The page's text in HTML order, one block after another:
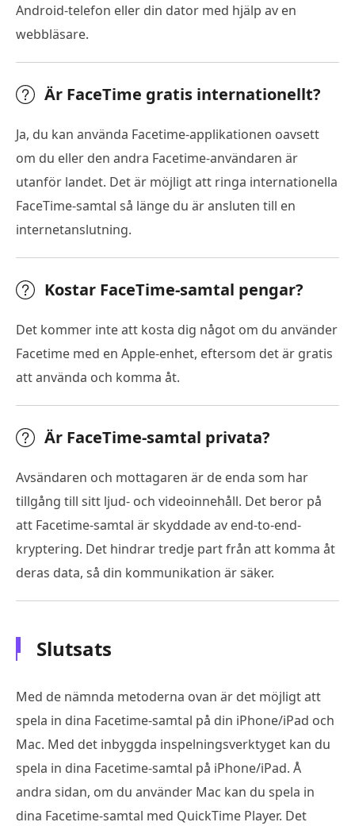
Android-telefon eller din dator med hjälp av en
webbläsare.
Är FaceTime gratis internationellt?
Ja, du kan använda Facetime-applikationen oavsett
om du eller den andra Facetime-användaren är
utanför landet. Det är möjligt att ringa internationella
FaceTime-samtal så länge du är ansluten till en
internetanslutning.
Kostar FaceTime-samtal pengar?
Det kommer inte att kosta dig något om du använder
Facetime med en Apple-enhet, eftersom det är gratis
att använda och komma åt.
Är FaceTime-samtal privata?
Avsändaren och mottagaren är de enda som har
tillgång till sitt ljud- och videoinnehåll. Det beror på
att Facetime-samtal är skyddade av end-to-end-
kryptering. Det hindrar tredje part från att komma åt
deras data, så din kommunikation är säker.
Slutsats
Med de nämnda metoderna ovan är det möjligt att
spela in dina Facetime-samtal på din iPhone/iPad och
Mac. Med det inbyggda inspelningsverktyget kan du
spela in dina Facetime-samtal på iPhone/iPad. Å
andra sidan, om du använder Mac kan du spela in
dina Facetime-samtal med QuickTime Player. Det